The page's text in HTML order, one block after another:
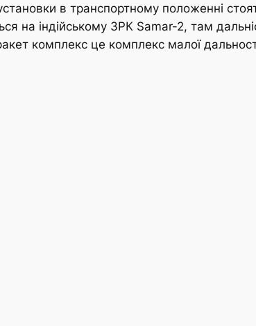
в транспортному положенні
на індійському ЗРК Samar-2, там
комплекс це комплекс малої